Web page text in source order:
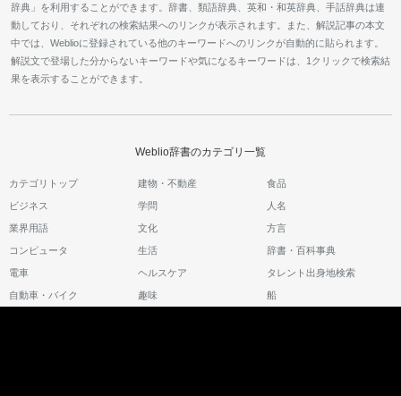
辞典」を利用することができます。辞書、類語辞典、英和・和英辞典、手話辞典は連
動しており、それぞれの検索結果へのリンクが表示されます。また、解説記事の本文
中では、Weblioに登録されている他のキーワードへのリンクが自動的に貼られます。
解説文で登場した分からないキーワードや気になるキーワードは、1クリックで検索結
果を表示することができます。
Weblio辞書のカテゴリ一覧
カテゴリトップ 建物・不動産 食品
ビジネス 学問 人名
業界用語 文化 方言
コンピュータ 生活 辞書・百科事典
電車 ヘルスケア タレント出身地検索
自動車・バイク 趣味 船